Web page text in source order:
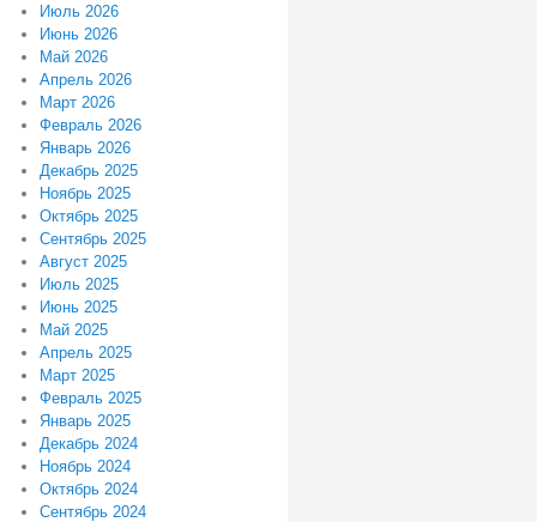
Июль 2026
Июнь 2026
Май 2026
Апрель 2026
Март 2026
Февраль 2026
Январь 2026
Декабрь 2025
Ноябрь 2025
Октябрь 2025
Сентябрь 2025
Август 2025
Июль 2025
Июнь 2025
Май 2025
Апрель 2025
Март 2025
Февраль 2025
Январь 2025
Декабрь 2024
Ноябрь 2024
Октябрь 2024
Сентябрь 2024